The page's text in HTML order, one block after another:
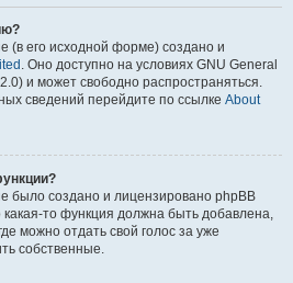
(в его исходной форме) создано и
. Оно доступно на условиях GNU General
и может свободно распространяться.
сведений перейдите по ссылке About
было создано и лицензировано phpBB
какая-то функция должна быть добавлена,
можно отдать свой голос за уже
собственные.